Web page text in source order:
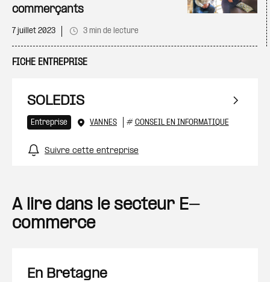
commerçants
7 juillet 2023 3 min de lecture
FICHE ENTREPRISE
SOLEDIS
Entreprise VANNES # CONSEIL EN INFORMATIQUE
Suivre cette entreprise
A lire dans le secteur E-
commerce
En Bretagne